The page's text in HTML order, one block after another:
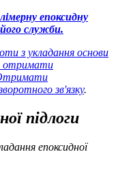
епоксидну
служби.
з укладання основи
отримати
Отримати
зв'язку.
підлоги
епоксидної